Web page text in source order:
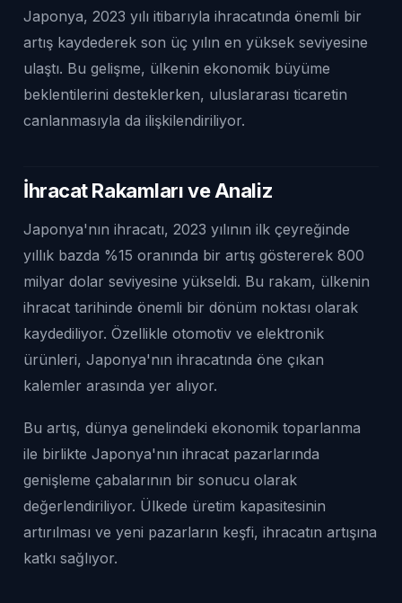
Japonya, 2023 yılı itibarıyla ihracatında önemli bir
artış kaydederek son üç yılın en yüksek seviyesine
ulaştı. Bu gelişme, ülkenin ekonomik büyüme
beklentilerini desteklerken, uluslararası ticaretin
canlanmasıyla da ilişkilendiriliyor.
İhracat Rakamları ve Analiz
Japonya'nın ihracatı, 2023 yılının ilk çeyreğinde
yıllık bazda %15 oranında bir artış göstererek 800
milyar dolar seviyesine yükseldi. Bu rakam, ülkenin
ihracat tarihinde önemli bir dönüm noktası olarak
kaydediliyor. Özellikle otomotiv ve elektronik
ürünleri, Japonya'nın ihracatında öne çıkan
kalemler arasında yer alıyor.
Bu artış, dünya genelindeki ekonomik toparlanma
ile birlikte Japonya'nın ihracat pazarlarında
genişleme çabalarının bir sonucu olarak
değerlendiriliyor. Ülkede üretim kapasitesinin
artırılması ve yeni pazarların keşfi, ihracatın artışına
katkı sağlıyor.